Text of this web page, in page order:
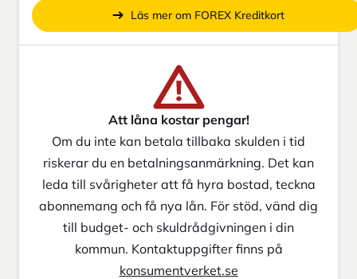
Läs mer om FOREX Kreditkort
Att låna kostar pengar!
Om du inte kan betala tillbaka skulden i tid
riskerar du en betalningsanmärkning. Det kan
leda till svårigheter att få hyra bostad, teckna
abonnemang och få nya lån. För stöd, vänd dig
till budget- och skuldrådgivningen i din
kommun. Kontaktuppgifter finns på
konsumentverket.se